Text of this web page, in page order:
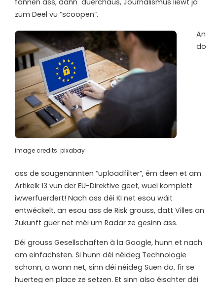
zum Deel vu “scoopen”.
image credits: pixabay
An
do
ass de sougenannten “uploadfilter”, ëm deen et am
Artikelk 13 vun der EU-Direktive geet, wuel komplett
iwwerfuerdert! Nach ass déi KI net esou wäit
entwéckelt, an esou ass de Risk grouss, datt Villes an
Zukunft guer net méi um Radar ze gesinn ass.
Déi grouss Gesellschaften à la Google, hunn et nach
am einfachsten. Si hunn déi néideg Technologie
schonn, a wann net, sinn déi néideg Suen do, fir se
huerteg en place ze setzen. Et sinn also éischter déi